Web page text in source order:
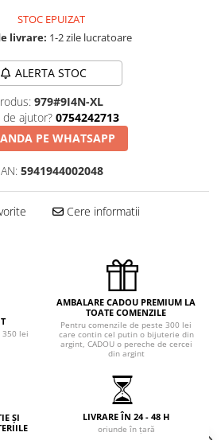
STOC EPUIZAT
livrare: 1-2 zile lucratoare
ALERTA STOC
979#9I4N-XL
de ajutor? 0754242713
PE WHATSAPP
5941944002048
Cere informatii
350 lei
AMBALARE CADOU PREMIUM LA
TOATE COMENZILE
Pentru comenzile de peste 300 lei
care contin cel putin o bijuterie din
argint, CADOU o pereche de cercei
din argint
ȘI
LIVRARE ÎN 24 - 48 H
oriunde în țară